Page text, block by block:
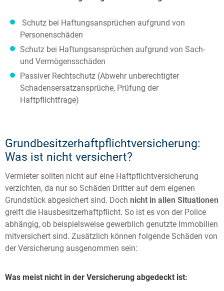
Schutz bei Haftungsansprüchen aufgrund von
Personenschäden
Schutz bei Haftungsansprüchen aufgrund von Sach-
und Vermögensschäden
Passiver Rechtschutz (Abwehr unberechtigter
Schadensersatzansprüche, Prüfung der
Haftpflichtfrage)
Grundbesitzerhaftpflichtversicherung:
Was ist nicht versichert?
Vermieter sollten nicht auf eine Haftpflichtversicherung
verzichten, da nur so Schäden Dritter auf dem eigenen
Grundstück abgesichert sind. Doch nicht in allen Situationen
greift die Hausbesitzerhaftpflicht. So ist es von der Police
abhängig, ob beispielsweise gewerblich genutzte Immobilien
mitversichert sind. Zusätzlich können folgende Schäden von
der Versicherung ausgenommen sein:
Was meist nicht in der Versicherung abgedeckt ist: